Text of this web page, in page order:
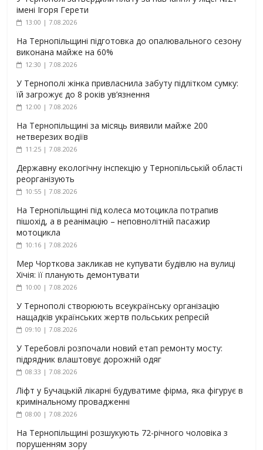
імені Ігоря Герети
13:00 | 7.08.2026
На Тернопільщині підготовка до опалювального сезону
виконана майже на 60%
12:30 | 7.08.2026
У Тернополі жінка привласнила забуту підлітком сумку:
їй загрожує до 8 років ув’язнення
12:00 | 7.08.2026
На Тернопільщині за місяць виявили майже 200
нетверезих водіїв
11:25 | 7.08.2026
Державну екологічну інспекцію у Тернопільській області
реорганізують
10:55 | 7.08.2026
На Тернопільщині під колеса мотоцикла потрапив
пішохід, а в реанімацію – неповнолітній пасажир
мотоцикла
10:16 | 7.08.2026
Мер Чорткова закликав не купувати будівлю на вулиці
Хічія: її планують демонтувати
10:00 | 7.08.2026
У Тернополі створюють всеукраїнську організацію
нащадків українських жертв польських репресій
09:10 | 7.08.2026
У Теребовлі розпочали новий етап ремонту мосту:
підрядник влаштовує дорожній одяг
08:33 | 7.08.2026
Ліфт у Бучацькій лікарні будуватиме фірма, яка фігурує в
кримінальному провадженні
08:00 | 7.08.2026
На Тернопільщині розшукують 72-річного чоловіка з
порушенням зору